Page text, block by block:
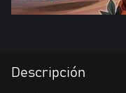
Descripción